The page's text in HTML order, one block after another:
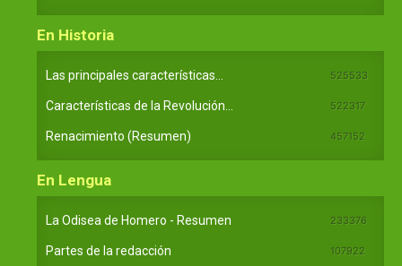
En Historia
Las principales características... 525533
Características de la Revolución... 522317
Renacimiento (Resumen) 457152
En Lengua
La Odisea de Homero - Resumen 233376
Partes de la redacción 107922